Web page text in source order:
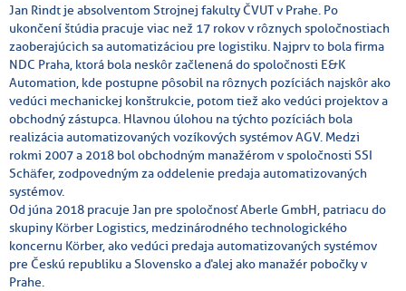
Jan Rindt je absolventom Strojnej fakulty ČVUT v Prahe. Po
ukončení štúdia pracuje viac než 17 rokov v rôznych spoločnostiach
zaoberajúcich sa automatizáciou pre logistiku. Najprv to bola firma
NDC Praha, ktorá bola neskôr začlenená do spoločnosti E&K
Automation, kde postupne pôsobil na rôznych pozíciách najskôr ako
vedúci mechanickej konštrukcie, potom tiež ako vedúci projektov a
obchodný zástupca. Hlavnou úlohou na týchto pozíciách bola
realizácia automatizovaných vozíkových systémov AGV. Medzi
rokmi 2007 a 2018 bol obchodným manažérom v spoločnosti SSI
Schäfer, zodpovedným za oddelenie predaja automatizovaných
systémov.
Od júna 2018 pracuje Jan pre spoločnosť Aberle GmbH, patriacu do
skupiny Körber Logistics, medzinárodného technologického
koncernu Körber, ako vedúci predaja automatizovaných systémov
pre Českú republiku a Slovensko a ďalej ako manažér pobočky v
Prahe.